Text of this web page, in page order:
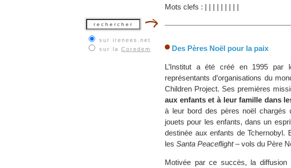
sur irenees.net
sur la Coredem
Mots clefs : | | | | | | | | |
Des Pères Noël pour la paix
L’Institut a été créé en 1995 par
représentants d’organisations du
Children Project. Ses premières
aux enfants et à leur famille dans
à leur bord des pères noël chargés
jouets pour les enfants, dans un
destinée aux enfants de Tchernobyl.
les Santa Peaceflight– vols du Père
Motivée par ce succès, la